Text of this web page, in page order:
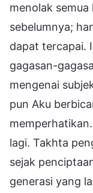
menolak semua
sebelumnya;
dapat tercapai.
gagasan-
mengenai
pun Aku
lagi. Takhta
sejak
generasi yang